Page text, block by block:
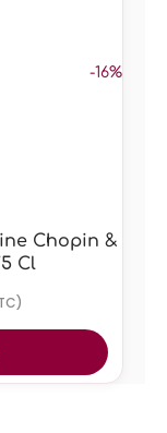
-16%
Chopin &
Cl